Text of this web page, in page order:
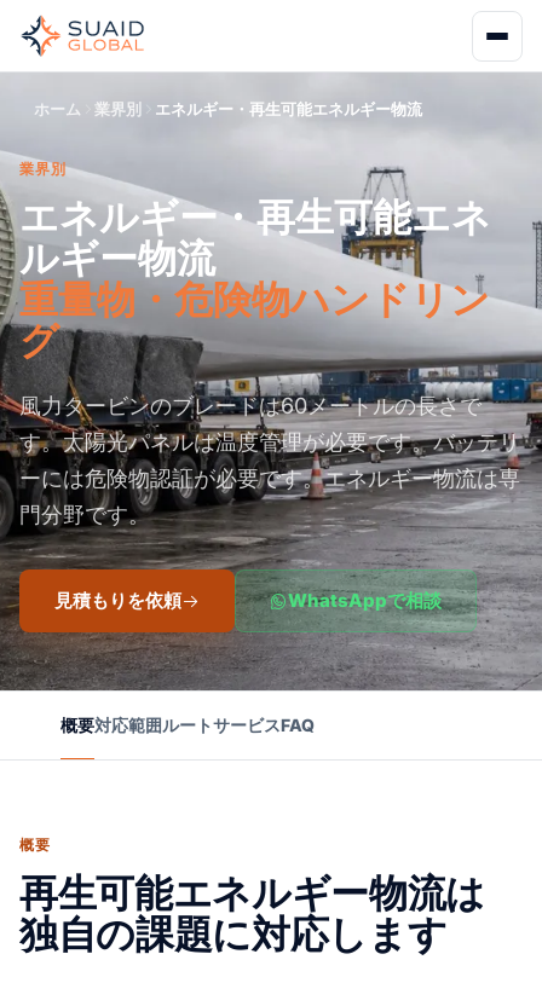
ホーム 業界別 エネルギー・再生可能エネルギー物流
業界別
エネルギー・再生可能エネ
ルギー物流
重量物・危険物ハンドリン
グ
風力タービンのブレードは60メートルの長さで
す。太陽光パネルは温度管理が必要です。バッテリ
ーには危険物認証が必要です。エネルギー物流は専
門分野です。
見積もりを依頼 WhatsAppで相談
概要対応範囲ルートサービスFAQ
概要
再生可能エネルギー物流は
独自の課題に対応します